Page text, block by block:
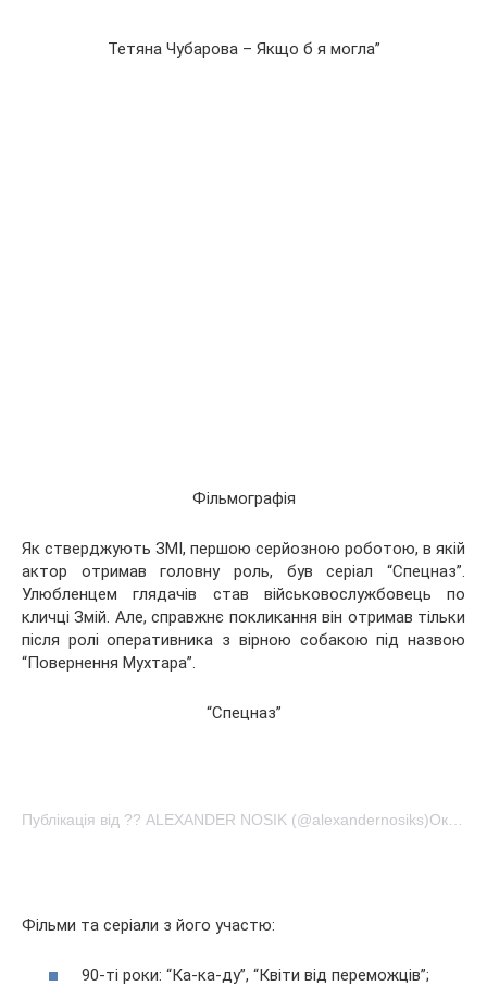
Тетяна Чубарова – Якщо б я могла”
Фільмографія
Як стверджують ЗМІ, першою серйозною роботою, в якій
актор отримав головну роль, був серіал “Спецназ”.
Улюбленцем глядачів став військовослужбовець по
кличці Змій. Але, справжнє покликання він отримав тільки
після ролі оперативника з вірною собакою під назвою
“Повернення Мухтара”.
“Спецназ”
Фільми та серіали з його участю:
90-ті роки: “Ка-ка-ду”, “Квіти від переможців”;